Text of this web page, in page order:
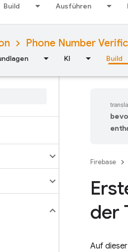
Build Ausführen
Phone Number
KI Build
Firebase
der
Auf